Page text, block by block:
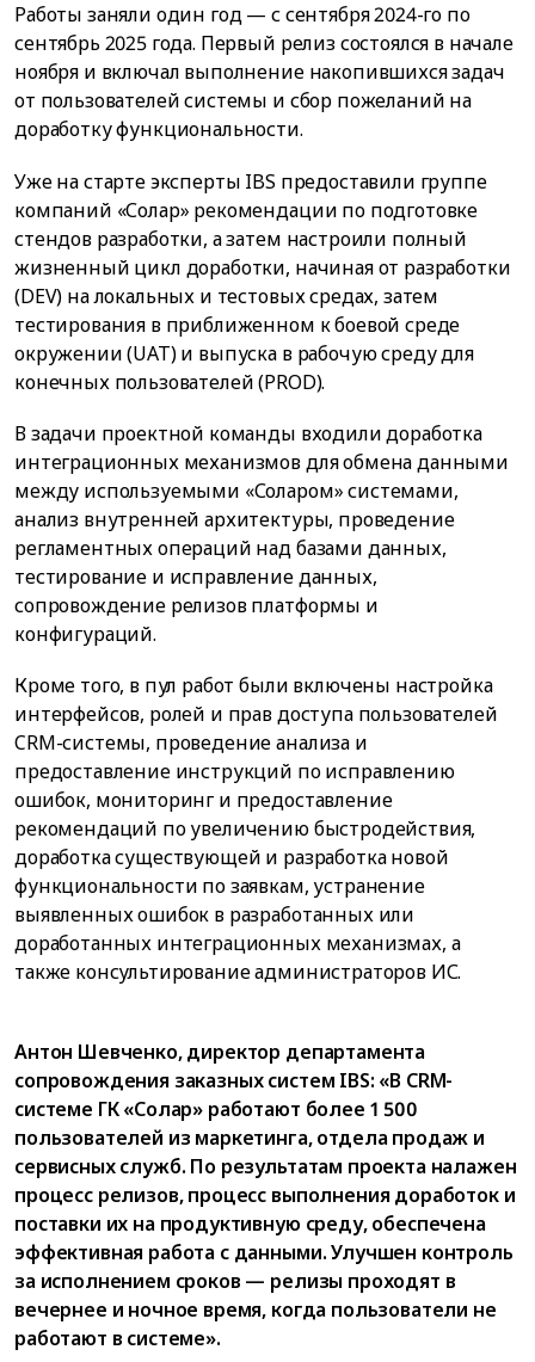
Работы заняли один год — с сентября 2024-го по
сентябрь 2025 года. Первый релиз состоялся в начале
ноября и включал выполнение накопившихся задач
от пользователей системы и сбор пожеланий на
доработку функциональности.
Уже на старте эксперты IBS предоставили группе
компаний «Солар» рекомендации по подготовке
стендов разработки, а затем настроили полный
жизненный цикл доработки, начиная от разработки
(DEV) на локальных и тестовых средах, затем
тестирования в приближенном к боевой среде
окружении (UAT) и выпуска в рабочую среду для
конечных пользователей (PROD).
В задачи проектной команды входили доработка
интеграционных механизмов для обмена данными
между используемыми «Соларом» системами,
анализ внутренней архитектуры, проведение
регламентных операций над базами данных,
тестирование и исправление данных,
сопровождение релизов платформы и
конфигураций.
Кроме того, в пул работ были включены настройка
интерфейсов, ролей и прав доступа пользователей
CRM-системы, проведение анализа и
предоставление инструкций по исправлению
ошибок, мониторинг и предоставление
рекомендаций по увеличению быстродействия,
доработка существующей и разработка новой
функциональности по заявкам, устранение
выявленных ошибок в разработанных или
доработанных интеграционных механизмах, а
также консультирование администраторов ИС.
Антон Шевченко, директор департамента
сопровождения заказных систем IBS: «В CRM-
системе ГК «Солар» работают более 1 500
пользователей из маркетинга, отдела продаж и
сервисных служб. По результатам проекта налажен
процесс релизов, процесс выполнения доработок и
поставки их на продуктивную среду, обеспечена
эффективная работа с данными. Улучшен контроль
за исполнением сроков — релизы проходят в
вечернее и ночное время, когда пользователи не
работают в системе».